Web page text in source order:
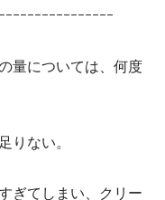
ｰｰｰｰｰｰｰｰｰｰｰｰｰｰ
量については、何度
りない。
ぎてしまい、クリー